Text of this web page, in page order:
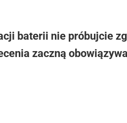
baterii nie próbujcie
zaczną